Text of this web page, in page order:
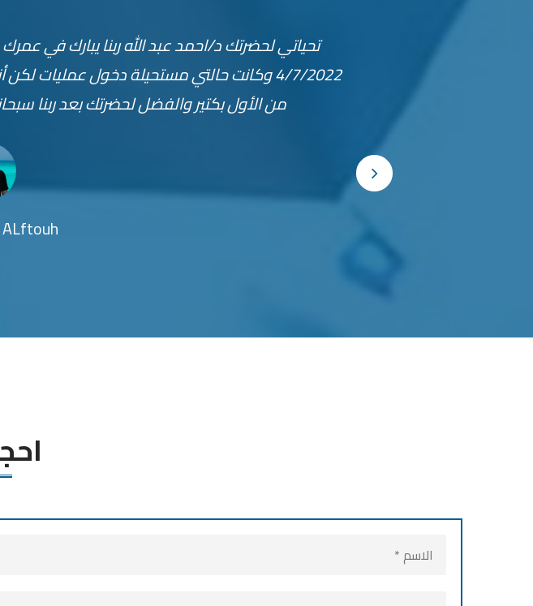
جزاك الله خيرًا يا دكتور حضرتك عملت العملية لزوجي